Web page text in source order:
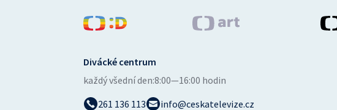
Divácké centrum
každý všední den:8:00—16:00 hodin
261 136 113
info@ceskatelevize.cz